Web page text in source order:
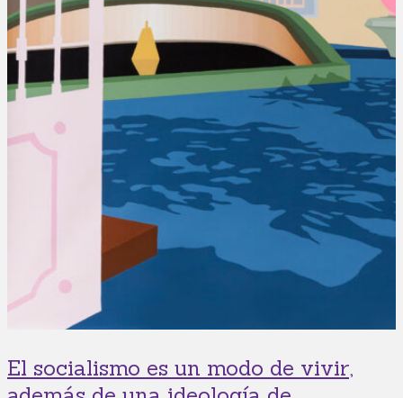
El socialismo es un modo de vivir,